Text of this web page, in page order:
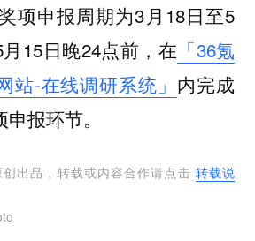
项申报周期为3月18日至5
15日晚24点前，在 「36氪
站-在线调研系统」 内完成
报环节。
创出品，转载或内容合作请点击 转载说